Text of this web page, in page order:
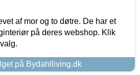
af mor og to døtre. De har et
på deres webshop. Klik
på Bydahlliving.dk